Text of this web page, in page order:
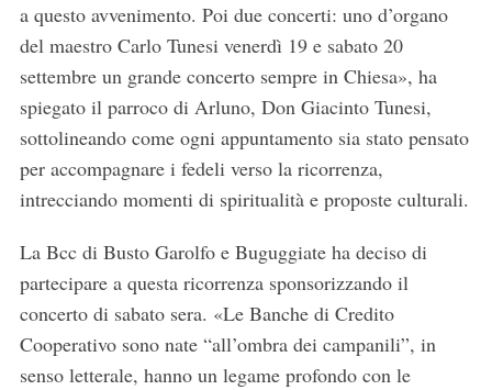
a questo avvenimento. Poi due concerti: uno d’organo
del maestro Carlo Tunesi venerdì 19 e sabato 20
settembre un grande concerto sempre in Chiesa», ha
spiegato il parroco di Arluno, Don Giacinto Tunesi,
sottolineando come ogni appuntamento sia stato pensato
per accompagnare i fedeli verso la ricorrenza,
intrecciando momenti di spiritualità e proposte culturali.
La Bcc di Busto Garolfo e Buguggiate ha deciso di
partecipare a questa ricorrenza sponsorizzando il
concerto di sabato sera. «Le Banche di Credito
Cooperativo sono nate “all’ombra dei campanili”, in
senso letterale, hanno un legame profondo con le